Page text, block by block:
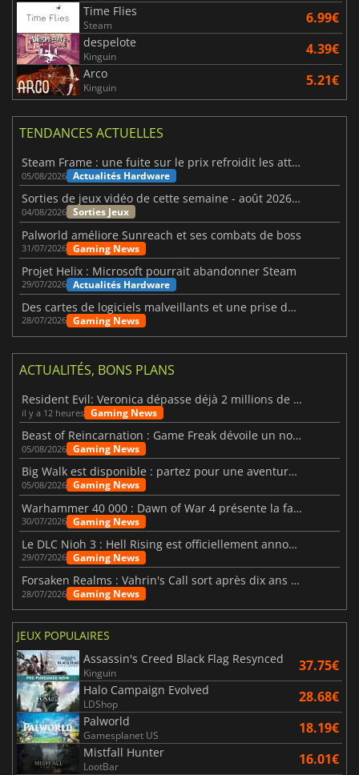
Time Flies
Steam 6.99€
despelote
Kinguin 4.39€
Arco
Kinguin 5.21€
TENDANCES ACTUELLES
Steam Frame : une fuite sur le prix refroidit les attentes VR
05/08/2026 Actualités Hardware
Sorties de jeux vidéo de cette semaine - août 2026 (semaine 32)
04/08/2026 Sorties Jeux
Palworld améliore Sunreach et ses combats de boss
31/07/2026 Gaming News
Projet Helix : Microsoft pourrait abandonner Steam
29/07/2026 Actualités Hardware
Des cartes de logiciels malveillants et une prise de contrôle de Discord ont touché Meccha Chameleon
28/07/2026 Gaming News
ACTUALITÉS, BONS PLANS
Resident Evil: Veronica dépasse déjà 2 millions de wishlists
il y a 12 heures Gaming News
Beast of Reincarnation : Game Freak dévoile un nouveau pari
05/08/2026 Gaming News
Big Walk est disponible : partez pour une aventure entre amis
05/08/2026 Gaming News
Warhammer 40 000 : Dawn of War 4 présente la faction des Nécrons
30/07/2026 Gaming News
Le DLC Nioh 3 : Hell Rising est officiellement annoncé
29/07/2026 Gaming News
Forsaken Realms : Vahrin's Call sort après dix ans de développement
28/07/2026 Gaming News
JEUX POPULAIRES
Assassin's Creed Black Flag Resynced
Kinguin 37.75€
Halo Campaign Evolved
LDShop 28.68€
Palworld
Gamesplanet US 18.19€
Mistfall Hunter
LootBar 16.01€